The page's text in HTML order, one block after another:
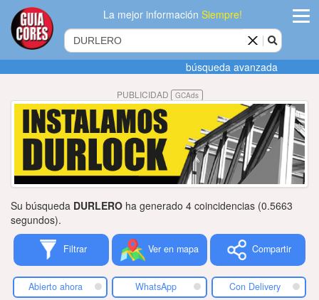
La mejor informaciónSiempre!
Agregar
empresa
Actualizar
datos
Publicidad
Tiendacores
Contactenos
búsqueda avanzada
PUBLICIDAD GCAds
Su búsqueda DURLERO ha generado 4 coincidencias (0.5663
segundos).
Filtrar Ver en mapa Compartir
Abierto ahora WhatsApp Con Delivery